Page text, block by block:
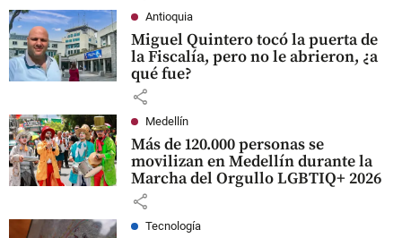
Antioquia
Miguel Quintero tocó la puerta de
la Fiscalía, pero no le abrieron, ¿a
qué fue?
share
Medellín
Más de 120.000 personas se
movilizan en Medellín durante la
Marcha del Orgullo LGBTIQ+ 2026
share
Tecnología